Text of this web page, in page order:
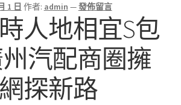
1 日 作者: admin —發佈留言
人地相宜S包
汽配商圈擁
探新路